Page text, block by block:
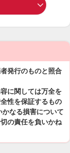
発行のものと照合
に関しては万全を
性を保証するもの
なる損害について
の責任を負いかね